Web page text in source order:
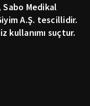
Medikal
A.Ş. tescillidir.
kullanımı suçtur.